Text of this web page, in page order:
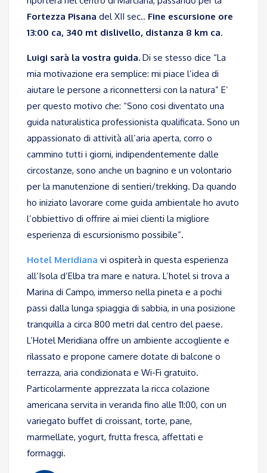
Fortezza Pisana del XII sec.. Fine escursione ore
13:00 ca, 340 mt dislivello, distanza 8 km ca.
Luigi sarà la vostra guida. Di se stesso dice “La
mia motivazione era semplice: mi piace l’idea di
aiutare le persone a riconnettersi con la natura” E’
per questo motivo che: “Sono cosi diventato una
guida naturalistica professionista qualificata. Sono un
appassionato di attività all’aria aperta, corro o
cammino tutti i giorni, indipendentemente dalle
circostanze, sono anche un bagnino e un volontario
per la manutenzione di sentieri/trekking. Da quando
ho iniziato lavorare come guida ambientale ho avuto
l’obbiettivo di offrire ai miei clienti la migliore
esperienza di escursionismo possibile”.
Hotel Meridiana vi ospiterà in questa esperienza
all’Isola d’Elba tra mare e natura. L’hotel si trova a
Marina di Campo, immerso nella pineta e a pochi
passi dalla lunga spiaggia di sabbia, in una posizione
tranquilla a circa 800 metri dal centro del paese.
L’Hotel Meridiana offre un ambiente accogliente e
rilassato e propone camere dotate di balcone o
terrazza, aria condizionata e Wi-Fi gratuito.
Particolarmente apprezzata la ricca colazione
americana servita in veranda fino alle 11:00, con un
variegato buffet di croissant, torte, pane,
marmellate, yogurt, frutta fresca, affettati e
formaggi.